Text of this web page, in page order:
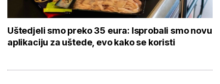
Uštedjeli smo preko 35 eura: Isprobali smo novu
aplikaciju za uštede, evo kako se koristi